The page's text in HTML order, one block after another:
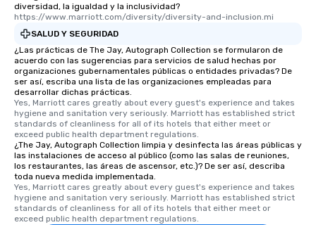
diversidad, la igualdad y la inclusividad?
https://www.marriott.com/diversity/diversity-and-inclusion.mi
SALUD Y SEGURIDAD
¿Las prácticas de The Jay, Autograph Collection se formularon de
acuerdo con las sugerencias para servicios de salud hechas por
organizaciones gubernamentales públicas o entidades privadas? De
ser así, escriba una lista de las organizaciones empleadas para
desarrollar dichas prácticas.
Yes, Marriott cares greatly about every guest's experience and takes
hygiene and sanitation very seriously. Marriott has established strict
standards of cleanliness for all of its hotels that either meet or
exceed public health department regulations.
¿The Jay, Autograph Collection limpia y desinfecta las áreas públicas y
las instalaciones de acceso al público (como las salas de reuniones,
los restaurantes, las áreas de ascensor, etc.)? De ser así, describa
toda nueva medida implementada.
Yes, Marriott cares greatly about every guest's experience and takes
hygiene and sanitation very seriously. Marriott has established strict
standards of cleanliness for all of its hotels that either meet or
exceed public health department regulations.